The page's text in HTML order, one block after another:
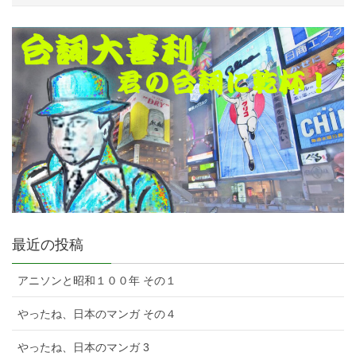
最近の投稿
アニソンと昭和１００年 その１
やったね、日本のマンガ その４
やったね、日本のマンガ 3